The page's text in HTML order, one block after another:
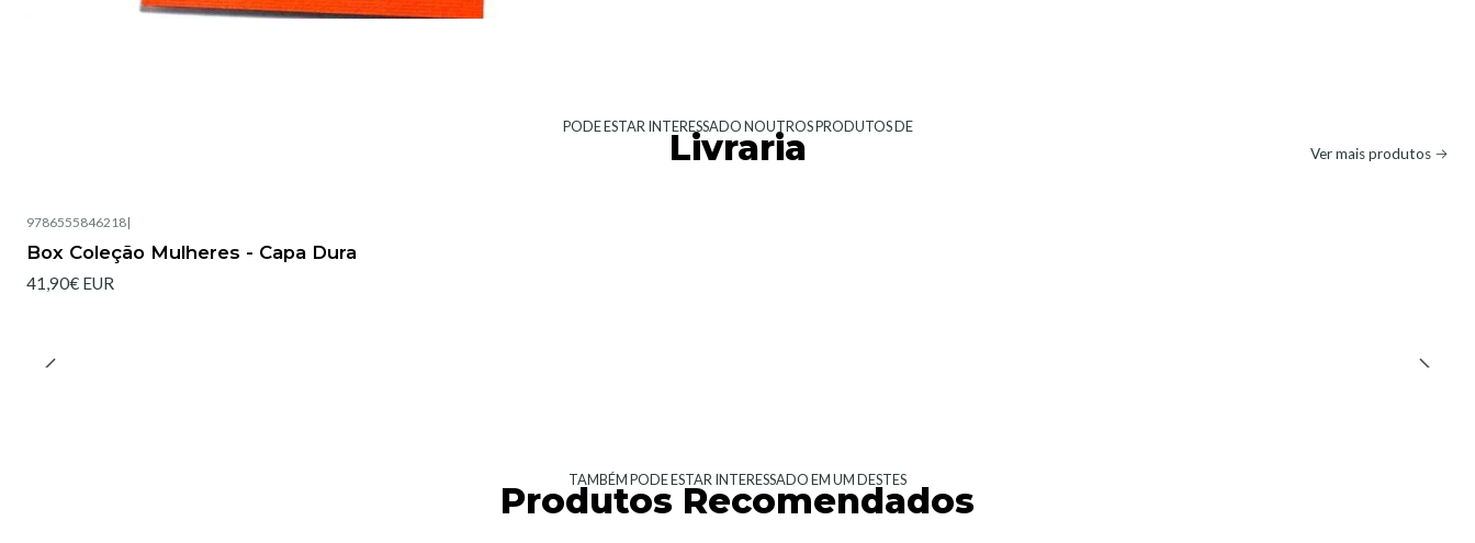
PODE ESTAR INTERESSADO NOUTROS PRODUTOS DE
Livraria Ver mais produtos
9786555846218|
Box Coleção Mulheres - Capa Dura
41,90€ EUR
TAMBÉM PODE ESTAR INTERESSADO EM UM DESTES
Produtos Recomendados